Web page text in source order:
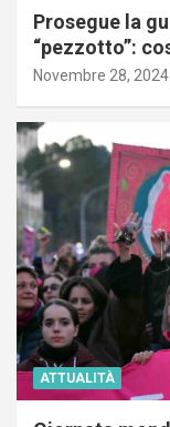
Prosegue la
“pezzotto”:
Novembre 28, 2024
ATTUALITÀ